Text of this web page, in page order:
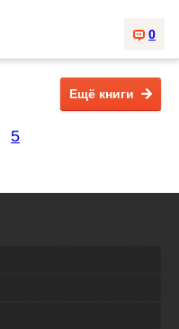
0
Ещё книги
5